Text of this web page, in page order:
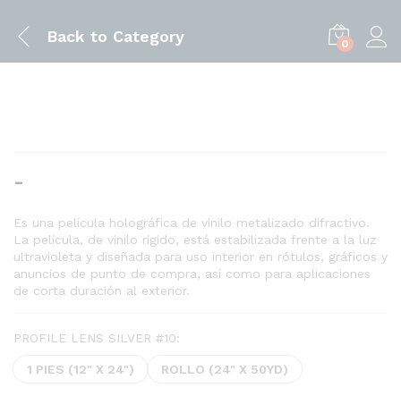
Back to Category 0
-
precios:
desde
$2.50
hasta
Es una película holográfica de vinilo metalizado difractivo.
La película, de vinilo rígido, está estabilizada frente a la luz
ultravioleta y diseñada para uso interior en rótulos, gráficos y
anuncios de punto de compra, así como para aplicaciones
de corta duración al exterior.
PROFILE LENS SILVER #10:
1 PIES (12" X 24") ROLLO (24" X 50YD)